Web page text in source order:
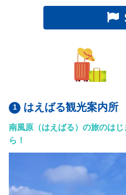
はえばる観光案内所
南風原（はえばる）の旅のは
ら！